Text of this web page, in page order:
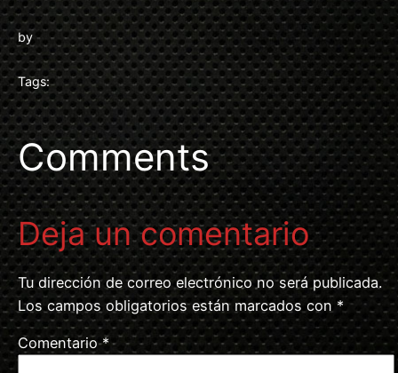
by
Tags:
Comments
Deja un comentario
Tu dirección de correo electrónico no será publicada.
Los campos obligatorios están marcados con *
Comentario*